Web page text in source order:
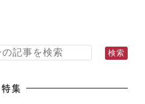
特集